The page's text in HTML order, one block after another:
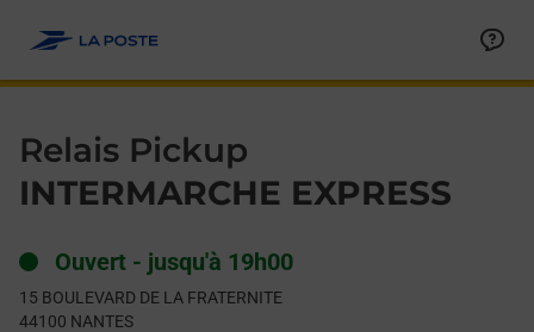
Relais Pickup
INTERMARCHE EXPRESS
Ouvert - jusqu'à 19h00
15 BOULEVARD DE LA FRATERNITE
44100 NANTES